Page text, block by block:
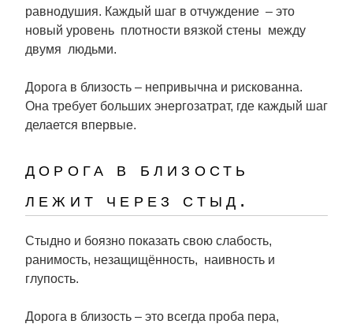
равнодушия. Каждый шаг в отчуждение – это
новый уровень плотности вязкой стены между
двумя людьми.
Дорога в близость – непривычна и рискованна.
Она требует больших энергозатрат, где каждый шаг
делается впервые.
дорога в близость
лежит через стыд.
Стыдно и боязно показать свою слабость,
ранимость, незащищённость, наивность и
глупость.
Дорога в близость – это всегда проба пера,